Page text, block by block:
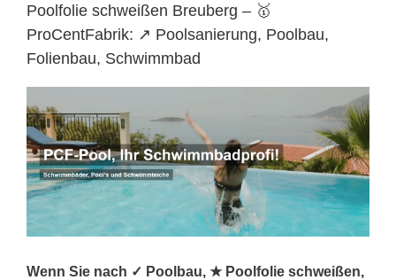
Poolfolie schweißen Breuberg – 🥇
ProCentFabrik: ↗️ Poolsanierung, Poolbau,
Folienbau, Schwimmbad
Wenn Sie nach ✓ Poolbau, ★ Poolfolie schweißen,